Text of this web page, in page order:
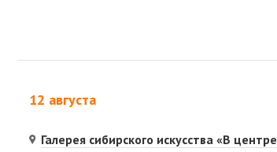
12 августа
Галерея сибирского искусства «В центре